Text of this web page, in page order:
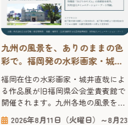
九州の風景を、ありのままの色
彩で。福岡発の水彩画家・城井
直哉が描く「水彩画作品展」
福岡在住の水彩画家・城井直哉によ
る作品展が旧福岡県公会堂貴賓館で
開催されます。九州各地の風景を、
ありのままの色彩で描いた作品の
2026年8月11日（火曜日）～8月23